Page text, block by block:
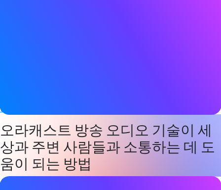
www.qualcomm.com
오라캐스트 방송 오디오 기술이 세
상과 주변 사람들과 소통하는 데 도
움이 되는 방법
블로그 게시물 세부 정보